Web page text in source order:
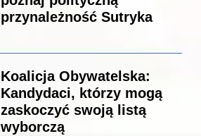
przynależność Sutryka
Koalicja Obywatelska:
Kandydaci, którzy mogą
zaskoczyć swoją listą
wyborczą